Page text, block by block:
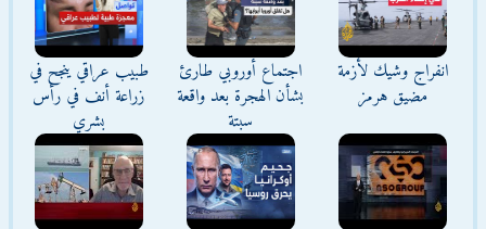
انفراج وشيك لأزمة
مضيق هرمز
اجتماع أوروبي طارئ
بشأن الهجرة بعد واقعة
سبتة
طبيب عراقي ينجح في
زراعة أنف في رأس
بشري